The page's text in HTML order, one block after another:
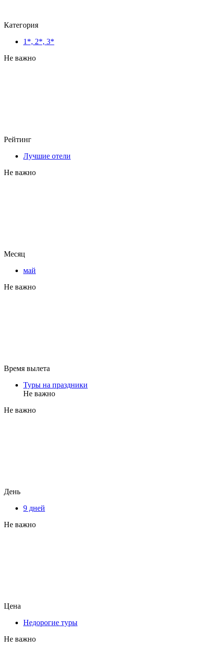
Категория
1*, 2*, 3*
Не важно
Рейтинг
Лучшие отели
Не важно
Месяц
май
Не важно
Время вылета
Туры на праздники
Не важно
Не важно
День
9 дней
Не важно
Цена
Недорогие туры
Не важно